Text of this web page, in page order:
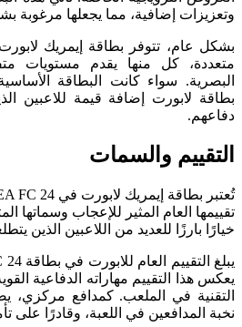
وتعزيزات إضافية، مما يجعلها مرغوبة
متعددة، كل منها يقدم مستويات
البصرية. سواء كانت البطاقة
بطاقة لابورت إضافة قيمة للاعبين
دفاعهم.
التقييم والسمات
تقييمها العام المثير للإعجاب وسماتها
خيارًا بارزًا للعديد من اللاعبين الذين
يعكس هذا التقييم مهاراته الدفاعية
التقنية في الملعب. كمدافع مركزي،
نخبة المدافعين في اللعبة، وقادرًا على